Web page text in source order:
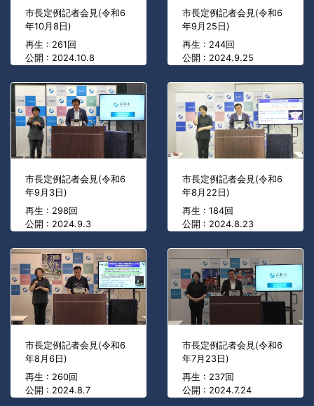
市長定例記者会見(令和6
年10月8日)
再生 : 261回
公開 : 2024.10.8
市長定例記者会見(令和6
年9月25日)
再生 : 244回
公開 : 2024.9.25
市長定例記者会見(令和6
年9月3日)
再生 : 298回
公開 : 2024.9.3
市長定例記者会見(令和6
年8月22日)
再生 : 184回
公開 : 2024.8.23
市長定例記者会見(令和6
年8月6日)
再生 : 260回
公開 : 2024.8.7
市長定例記者会見(令和6
年7月23日)
再生 : 237回
公開 : 2024.7.24